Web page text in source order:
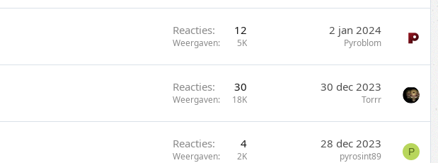
Reacties 12
Weergaven 5K
2 jan 2024
Pyroblom
Reacties 30
Weergaven 18K
30 dec 2023
Torrr
Reacties 4
Weergaven 2K
28 dec 2023
pyrosint89 P